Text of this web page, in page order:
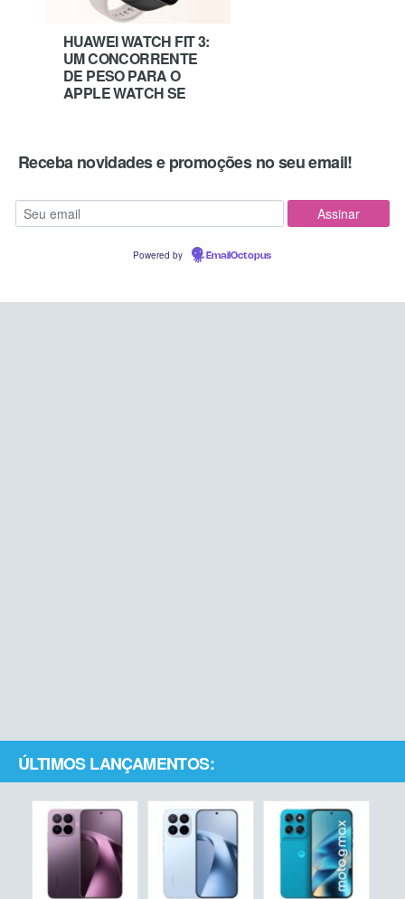
HUAWEI WATCH FIT 3:
UM CONCORRENTE
DE PESO PARA O
APPLE WATCH SE
Receba novidades e promoções no seu email!
Powered by EmailOctopus
ÚLTIMOS LANÇAMENTOS: